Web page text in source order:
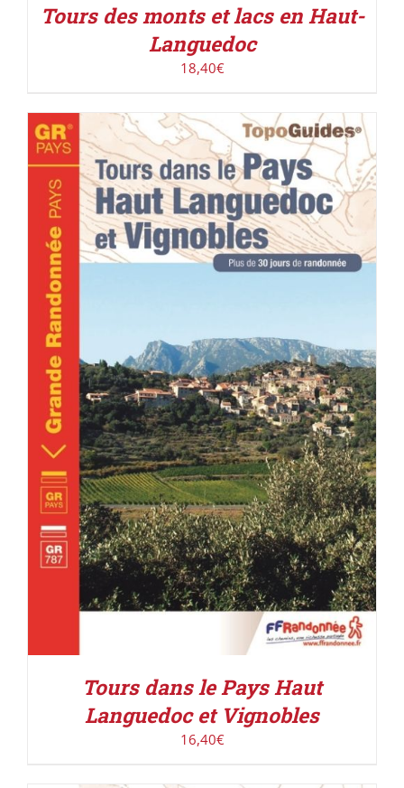
Tours des monts et lacs en Haut-
Languedoc
18,40€
ACHETER LE PRODUIT / DÉTAILS
Tours dans le Pays Haut
Languedoc et Vignobles
16,40€